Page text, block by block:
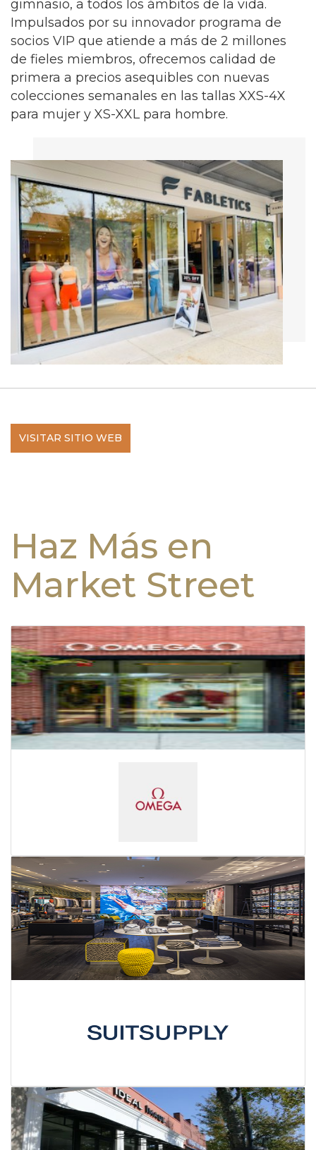
gimnasio, a todos los ámbitos de la vida.
Impulsados por su innovador programa de
socios VIP que atiende a más de 2 millones
de fieles miembros, ofrecemos calidad de
primera a precios asequibles con nuevas
colecciones semanales en las tallas XXS-4X
para mujer y XS-XXL para hombre.
VISITAR SITIO WEB
Haz Más en
Market Street